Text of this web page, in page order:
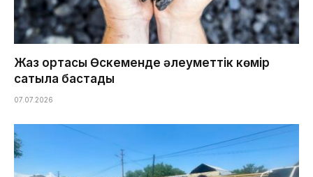
Жаз ортасы Өскеменде әлеуметтік көмір
сатыла бастады
07.07.2026